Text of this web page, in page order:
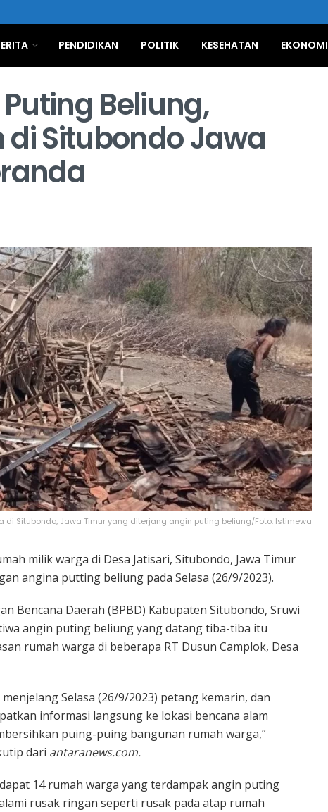
PENDIDIKAN POLITIK KESEHATAN EKONOMI
Beliung,
di Situbondo Jawa
di Situbondo, Jawa Timur yang diterjang angin puting beliung/Foto: Istimewa
milik warga di Desa Jatisari, Situbondo, Jawa Timur
angina putting beliung pada Selasa (26/9/2023).
Bencana Daerah (BPBD) Kabupaten Situbondo, Sruwi
angin puting beliung yang datang tiba-tiba itu
rumah warga di beberapa RT Dusun Camplok, Desa
Selasa (26/9/2023) petang kemarin, dan
informasi langsung ke lokasi bencana alam
puing-puing bangunan rumah warga,”
dari antaranews.com.
14 rumah warga yang terdampak angin puting
rusak ringan seperti rusak pada atap rumah